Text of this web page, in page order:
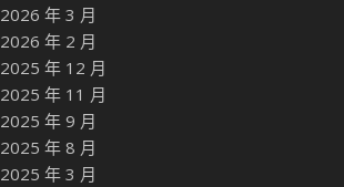
2026 年 3 月
2026 年 2 月
2025 年 12 月
2025 年 11 月
2025 年 9 月
2025 年 8 月
2025 年 3 月